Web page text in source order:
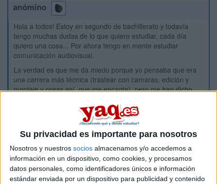
Su privacidad es importante para nosotros
Nosotros y nuestros socios almacenamos y/o accedemos a
información en un dispositivo, como cookies, y procesamos
datos personales, como identificadores únicos e información
estándar enviada por un dispositivo para publicidad y contenido
anómino
Hola a todos! Estoy en segundo de bachillerato y todavía
tengo muchas dudas de lo que quiero estudiar, cada día
quiero una cosa... Por ahora tengo en mente estudiar
comunicación audiovisual.
La verdad es que me da miedo porque yo pensaba que era
una carrera más técnica (trastear con camaras, edición y
montaje y cosas así, que me encanta), pero me han dicho
Alguien está estudiando esta carrera y me puede aconsejar?
Que salidas tiene? Necesito cualquier información que
tengais!
Muchas gracias
Inicio